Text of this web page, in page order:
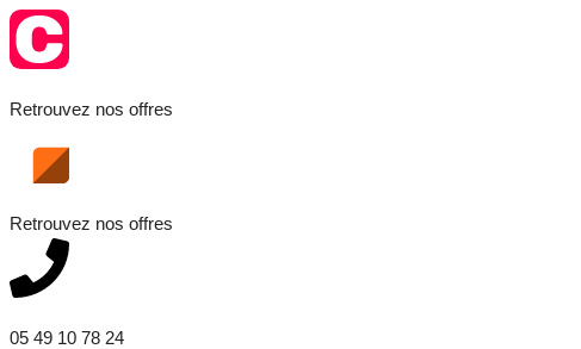
Retrouvez nos offres
Retrouvez nos offres
05 49 10 78 24